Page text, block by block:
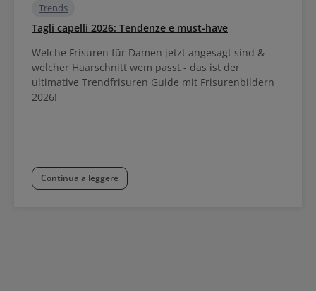
Trends
Tagli capelli 2026: Tendenze e must-have
Welche Frisuren für Damen jetzt angesagt sind &
welcher Haarschnitt wem passt - das ist der
ultimative Trendfrisuren Guide mit Frisurenbildern
2026!
Continua a leggere